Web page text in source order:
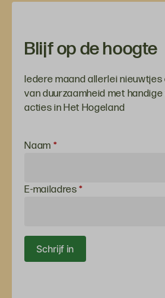
Blijf op de hoogte
Iedere maand allerlei
van duurzaamheid met
acties in Het Hogeland
Inschrijven
voor de
Naam *
E-mailadres*
Schrijf in